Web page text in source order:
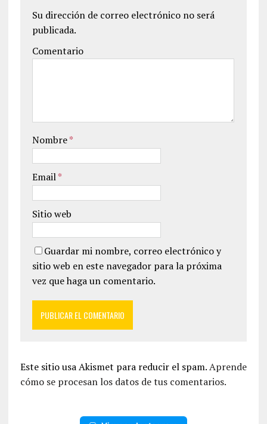
Su dirección de correo electrónico no será
publicada.
Comentario
Nombre*
Email*
Sitio web
Guardar mi nombre, correo electrónico y
sitio web en este navegador para la próxima
vez que haga un comentario.
Este sitio usa Akismet para reducir el spam.Aprende
cómo se procesan los datos de tus comentarios.